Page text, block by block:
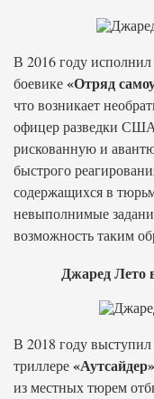
В 2016 году
боевике«Отряд
что возникает
офицер разведки
рискованную и
быстрого
содержащихся в
невыполнимые
возможность таким
Джаред Лето
В 2018 году
триллере«Аутсайдер»
из местных тюрем